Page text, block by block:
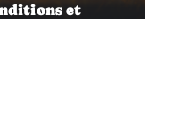
et